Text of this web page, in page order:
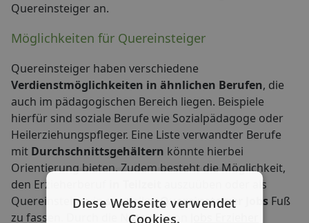
Quereinsteiger an.
Möglichkeiten für Quereinsteiger
Quereinsteiger haben verschiedene
Verdienstmöglichkeiten in ähnlichen Berufen, die
auch im pädagogischen Bereich liegen. Beispiele
hierfür sind soziale Berufe wie Sozialpädagoge oder
Heilerziehungspfleger. Eine Liste verwandter Berufe
mit Durchschnittsgehältern könnte hierbei
Orientierung bieten. Zudem besteht die Möglichkeit,
den Erzieherberuf
auszuüben oder als
Quereinsteiger in speziellenQuereinsteiger Jobs Fuß
zu fassen. Durch die Nutzung von
Diese Webseite verwendet
Cookies.